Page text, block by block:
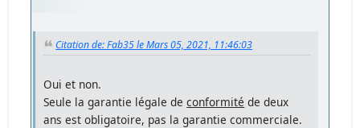
Citation de: Fab35 le Mars 05, 2021, 11:46:03
Oui et non.
Seule la garantie légale deconformité de deux
ans est obligatoire, pas la garantie commerciale.